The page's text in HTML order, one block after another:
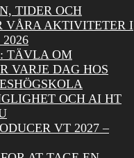
TIDER OCH
VÅRA AKTIVITETER I
TÄVLA OM
VARJE DAG HOS
OCH AI HT
VT 2027 –